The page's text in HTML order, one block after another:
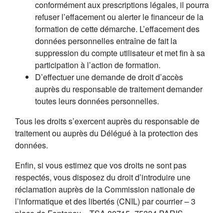
conformément aux prescriptions légales, il pourra
refuser l’effacement ou alerter le financeur de la
formation de cette démarche. L’effacement des
données personnelles entraîne de fait la
suppression du compte utilisateur et met fin à sa
participation à l’action de formation.
D’effectuer une demande de droit d’accès
auprès du responsable de traitement demander
toutes leurs données personnelles.
Tous les droits s’exercent auprès du responsable de
traitement ou auprès du Délégué à la protection des
données.
Enfin, si vous estimez que vos droits ne sont pas
respectés, vous disposez du droit d’introduire une
réclamation auprès de la Commission nationale de
l’informatique et des libertés (CNIL) par courrier – 3